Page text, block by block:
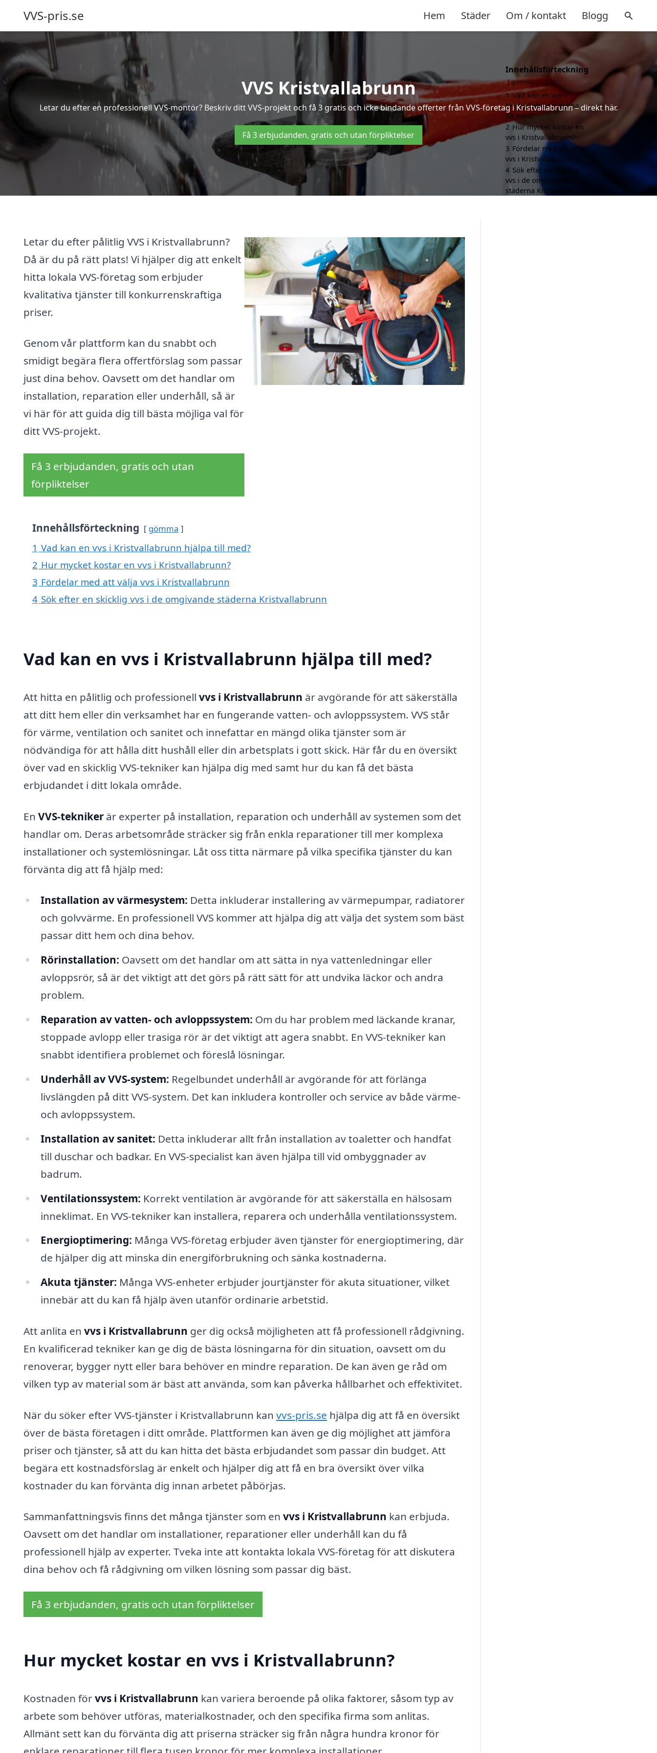
VVS-pris.se Hem Städer Om / kontakt Blogg
VVS Kristvallabrunn
Letar du efter en professionell VVS-montör? Beskriv ditt VVS-projekt och få 3 gratis och icke bindande offerter från VVS-företag i Kristvallabrunn – direkt här.
Få 3 erbjudanden, gratis och utan förpliktelser
Letar du efter pålitlig VVS i Kristvallabrunn?
Då är du på rätt plats! Vi hjälper dig att enkelt
hitta lokala VVS-företag som erbjuder
kvalitativa tjänster till konkurrenskraftiga
priser.
Genom vår plattform kan du snabbt och
smidigt begära flera offertförslag som passar
just dina behov. Oavsett om det handlar om
installation, reparation eller underhåll, så är
vi här för att guida dig till bästa möjliga val för
ditt VVS-projekt.
Få 3 erbjudanden, gratis och utan
förpliktelser
Innehållsförteckning gömma
1 Vad kan en vvs i Kristvallabrunn hjälpa till med?
2 Hur mycket kostar en vvs i Kristvallabrunn?
3 Fördelar med att välja vvs i Kristvallabrunn
4 Sök efter en skicklig vvs i de omgivande städerna Kristvallabrunn
Vad kan en vvs i Kristvallabrunn hjälpa till med?
Att hitta en pålitlig och professionell vvs i Kristvallabrunn är avgörande för att säkerställa
att ditt hem eller din verksamhet har en fungerande vatten- och avloppssystem. VVS står
för värme, ventilation och sanitet och innefattar en mängd olika tjänster som är
nödvändiga för att hålla ditt hushåll eller din arbetsplats i gott skick. Här får du en översikt
över vad en skicklig VVS-tekniker kan hjälpa dig med samt hur du kan få det bästa
erbjudandet i ditt lokala område.
En VVS-tekniker är experter på installation, reparation och underhåll av systemen som det
handlar om. Deras arbetsområde sträcker sig från enkla reparationer till mer komplexa
installationer och systemlösningar. Låt oss titta närmare på vilka specifika tjänster du kan
förvänta dig att få hjälp med:
Installation av värmesystem: Detta inkluderar installering av värmepumpar, radiatorer
och golvvärme. En professionell VVS kommer att hjälpa dig att välja det system som bäst
passar ditt hem och dina behov.
Rörinstallation: Oavsett om det handlar om att sätta in nya vattenledningar eller
avloppsrör, så är det viktigt att det görs på rätt sätt för att undvika läckor och andra
problem.
Reparation av vatten- och avloppssystem: Om du har problem med läckande kranar,
stoppade avlopp eller trasiga rör är det viktigt att agera snabbt. En VVS-tekniker kan
snabbt identifiera problemet och föreslå lösningar.
Underhåll av VVS-system: Regelbundet underhåll är avgörande för att förlänga
livslängden på ditt VVS-system. Det kan inkludera kontroller och service av både värme-
och avloppssystem.
Installation av sanitet: Detta inkluderar allt från installation av toaletter och handfat
till duschar och badkar. En VVS-specialist kan även hjälpa till vid ombyggnader av
badrum.
Ventilationssystem: Korrekt ventilation är avgörande för att säkerställa en hälsosam
inneklimat. En VVS-tekniker kan installera, reparera och underhålla ventilationssystem.
Energioptimering: Många VVS-företag erbjuder även tjänster för energioptimering, där
de hjälper dig att minska din energiförbrukning och sänka kostnaderna.
Akuta tjänster: Många VVS-enheter erbjuder jourtjänster för akuta situationer, vilket
innebär att du kan få hjälp även utanför ordinarie arbetstid.
Att anlita en vvs i Kristvallabrunn ger dig också möjligheten att få professionell rådgivning.
En kvalificerad tekniker kan ge dig de bästa lösningarna för din situation, oavsett om du
renoverar, bygger nytt eller bara behöver en mindre reparation. De kan även ge råd om
vilken typ av material som är bäst att använda, som kan påverka hållbarhet och effektivitet.
När du söker efter VVS-tjänster i Kristvallabrunn kan vvs-pris.se hjälpa dig att få en översikt
över de bästa företagen i ditt område. Plattformen kan även ge dig möjlighet att jämföra
priser och tjänster, så att du kan hitta det bästa erbjudandet som passar din budget. Att
begära ett kostnadsförslag är enkelt och hjälper dig att få en bra översikt över vilka
kostnader du kan förvänta dig innan arbetet påbörjas.
Sammanfattningsvis finns det många tjänster som en vvs i Kristvallabrunn kan erbjuda.
Oavsett om det handlar om installationer, reparationer eller underhåll kan du få
professionell hjälp av experter. Tveka inte att kontakta lokala VVS-företag för att diskutera
dina behov och få rådgivning om vilken lösning som passar dig bäst.
Få 3 erbjudanden, gratis och utan förpliktelser
Hur mycket kostar en vvs i Kristvallabrunn?
Kostnaden förvvs i Kristvallabrunn kan variera beroende på olika faktorer, såsom typ av
arbete som behöver utföras, materialkostnader, och den specifika firma som anlitas.
Allmänt sett kan du förvänta dig att priserna sträcker sig från några hundra kronor för
Innehållsförteckning
gömma
1 Vad kan en vvs i
Kristvallabrunn hjälpa
till med?
2 Hur mycket kostar en
vvs i Kristvallabrunn?
3 Fördelar med att välja
vvs i Kristvallabrunn
4 Sök efter en skicklig
vvs i de omgivande
städerna Kristvallabrunn